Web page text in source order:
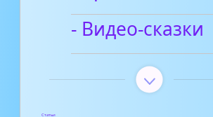
- Видео-сказки
Статьи